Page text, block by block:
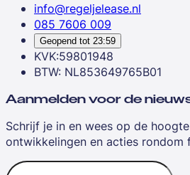
info@regeljelease.nl
085 7606 009
Geopend tot 23:59
KVK:59801948
BTW: NL853649765B01
Aanmelden voor de
Schrijf je in en wees op de
ontwikkelingen en acties rondom